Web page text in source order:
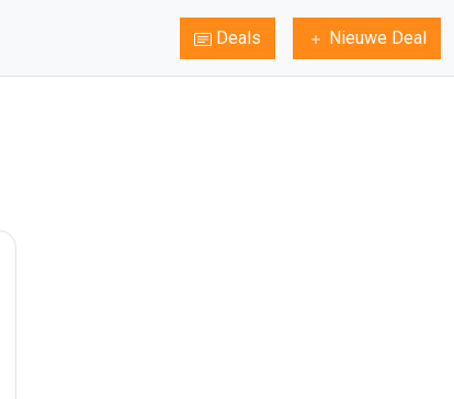
Deals Nieuwe Deal